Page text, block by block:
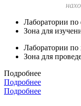
Лаборатории
Зона для
Лаборатории
Зона для
Подробнее
Подробнее
Подробнее